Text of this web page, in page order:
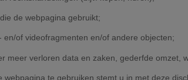
de webpagina gebruikt;
of videofragmenten en/of andere objecten;
verloren data en zaken, gederfde omzet,
te gebruiken stemt u in met deze